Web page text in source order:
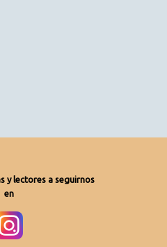
y lectores a seguirnos
en